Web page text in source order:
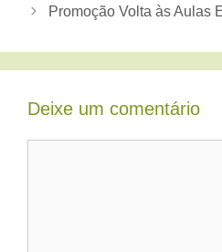
Promoção Volta às Aulas
Deixe um comentário